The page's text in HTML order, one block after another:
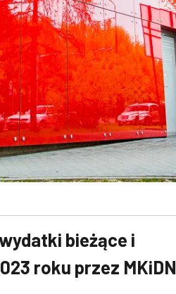
bieżące i
roku przez MKiDN